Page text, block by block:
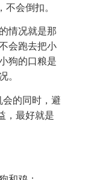
会倒扣。
情况就是那
会跑去把小
狗的口粮是
。
的同时，避
，最好就是